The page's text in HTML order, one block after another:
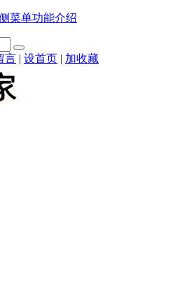
菜单功能介绍
言 | 设首页 | 加收藏